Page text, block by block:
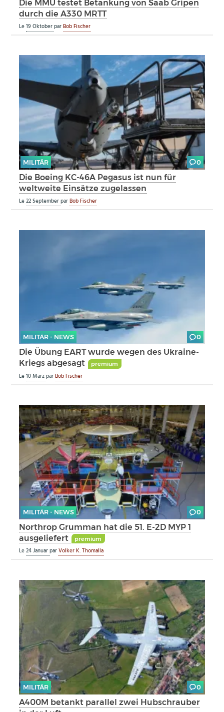
Die MMU testet Betankung von Saab Gripen
durch die A330 MRTT
Le19 OktoberparBob Fischer
MILITÄR 0
Die Boeing KC-46A Pegasus ist nun für
weltweite Einsätze zugelassen
Le22 SeptemberparBob Fischer
MILITÄR - NEWS 0
Die Übung EART wurde wegen des Ukraine-
Kriegs abgesagt
premium
Le10 MärzparBob Fischer
MILITÄR - NEWS 0
Northrop Grumman hat die 51. E-2D MYP 1
ausgeliefert
premium
Le24 JanuarparVolker K. Thomalla
MILITÄR 0
A400M betankt parallel zwei Hubschrauber